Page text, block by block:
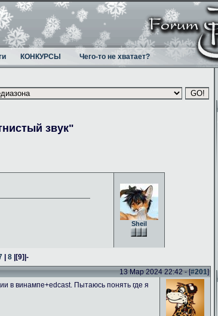
КОНКУРСЫ Чего-то не хватает?
звук"
Sheil
| 8|[9]|-
13 Мар 2024 22:42 - [#201]
в винампе+edcast. Пытаюсь понять где я